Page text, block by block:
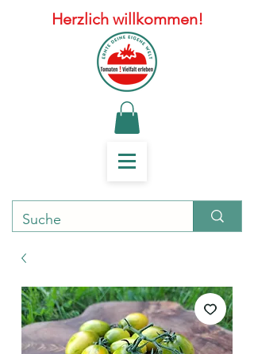
Herzlich willkommen!